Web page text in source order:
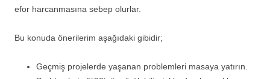
efor harcanmasına sebep olurlar.
Bu konuda önerilerim aşağıdaki gibidir;
Geçmiş projelerde yaşanan problemleri masaya yatırın.